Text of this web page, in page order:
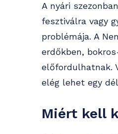
A nyári
fesztiválra vagy
problémája. A
erdőkben,
előfordulhatnak.
elég lehet egy
Miért kell